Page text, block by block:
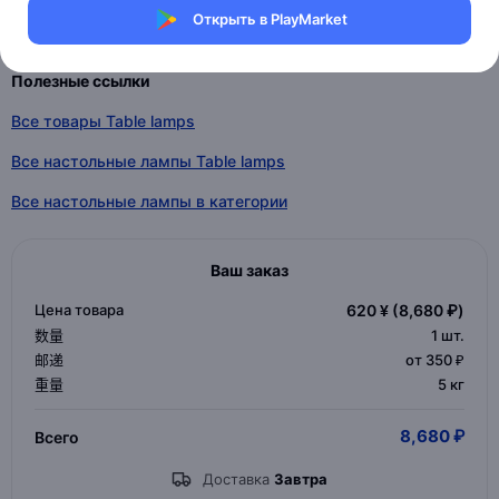
Открыть в PlayMarket
Индивидуальные параметры
Полезные ссылки
Все товары Table lamps
Все настольные лампы Table lamps
Все настольные лампы в категории
Ваш заказ
Цена товара 620 ¥ (8,680 ₽)
数量 1 шт.
邮递
от 350 ₽
重量
5 кг
Всего 8,680 ₽
Доставка Завтра